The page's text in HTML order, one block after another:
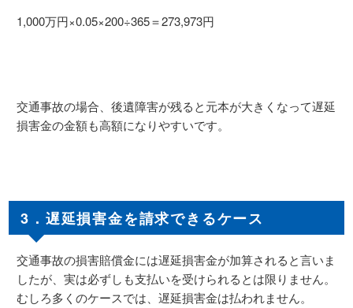
1,000万円×0.05×200÷365＝273,973円
交通事故の場合、後遺障害が残ると元本が大きくなって遅延
損害金の金額も高額になりやすいです。
3．遅延損害金を請求できるケース
交通事故の損害賠償金には遅延損害金が加算されると言いま
したが、実は必ずしも支払いを受けられるとは限りません。
むしろ多くのケースでは、遅延損害金は払われません。